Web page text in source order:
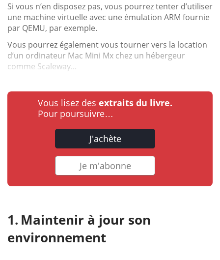
Si vous n’en disposez pas, vous pourrez tenter d’utiliser
une machine virtuelle avec une émulation ARM fournie
par QEMU, par exemple.
Vous pourrez également vous tourner vers la location
d’un ordinateur Mac Mini Mx chez un hébergeur
comme Scaleway...
Vous lisez des extraits du livre.
Pour poursuivre…
J'achète
Je m'abonne
Maintenir à jour son
environnement